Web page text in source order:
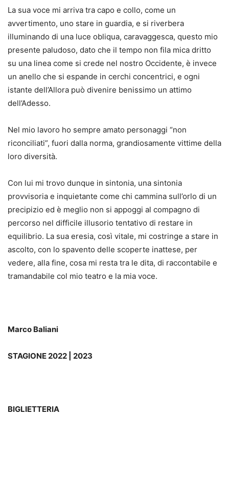
La sua voce mi arriva tra capo e collo, come un
avvertimento, uno stare in guardia, e si riverbera
illuminando di una luce obliqua, caravaggesca, questo mio
presente paludoso, dato che il tempo non fila mica dritto
su una linea come si crede nel nostro Occidente, è invece
un anello che si espande in cerchi concentrici, e ogni
istante dell’Allora può divenire benissimo un attimo
dell’Adesso.
Nel mio lavoro ho sempre amato personaggi “non
riconciliati”, fuori dalla norma, grandiosamente vittime della
loro diversità.
Con lui mi trovo dunque in sintonia, una sintonia
provvisoria e inquietante come chi cammina sull’orlo di un
precipizio ed è meglio non si appoggi al compagno di
percorso nel difficile illusorio tentativo di restare in
equilibrio. La sua eresia, così vitale, mi costringe a stare in
ascolto, con lo spavento delle scoperte inattese, per
vedere, alla fine, cosa mi resta tra le dita, di raccontabile e
tramandabile col mio teatro e la mia voce.
Marco Baliani
STAGIONE 2022 | 2023
BIGLIETTERIA